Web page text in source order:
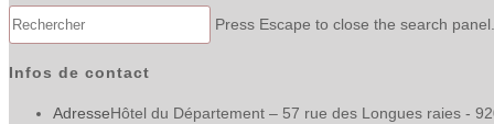
Press Escape to close the search panel.
Infos de contact
AdresseHôtel du Département – 57 rue des Longues raies -